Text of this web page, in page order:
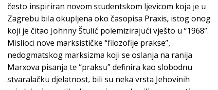
često inspiriran novom studentskom ljevicom koja je u
Zagrebu bila okupljena oko časopisa Praxis, istog onog
koji je čitao Johnny Štulić polemizirajući vješto u “1968”.
Mislioci nove marksističke “filozofije prakse”,
nedogmatskog marksizma koji se oslanja na ranija
Marxova pisanja te “praksu” definira kao slobodnu
stvaralačku djelatnost, bili su neka vrsta Jehovinih